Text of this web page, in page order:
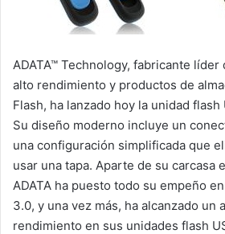
ADATA™ Technology, fabricante líder
alto rendimiento y productos de
Flash, ha lanzado hoy la unidad flash
Su diseño moderno incluye un
una configuración simplificada que
usar una tapa. Aparte de su carcasa
ADATA ha puesto todo su empeño
3.0, y una vez más, ha alcanzado un
rendimiento en sus unidades flash